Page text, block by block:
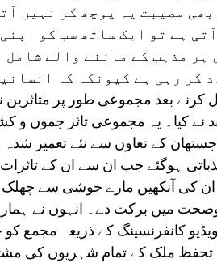
مصیبت یہ پوچھ کر نہیں
ہے تو ایک ساتھ سب کو
ہر مذہب کے ماننے والے
کر رہی ہے کیونکہ کہ
کرنے بعد مجموعی طور پر
کے تعاون سے نئے تعمیر
ہوگئے جب ان سے ان کے
کی آنکھیں مارے خوشی سے چھلک
میں برکت دے۔ انہوں نے
ویڈیو کانفرنسینگ کے ذریعہ
ملک کے تمام شہریوں کی